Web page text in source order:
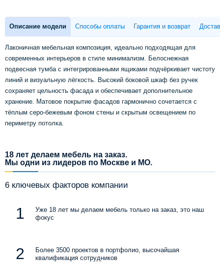
Описание модели Способы оплаты Гарантия и возврат
Лаконичная мебельная композиция, идеально подходящая для
современных интерьеров в стиле минимализм. Белоснежная
подвесная тумба с интегрированными ящиками подчёркивает чистоту
линий и визуальную лёгкость. Высокий боковой шкаф без ручек
сохраняет цельность фасада и обеспечивает дополнительное
хранение. Матовое покрытие фасадов гармонично сочетается с
тёплым серо-бежевым фоном стены и скрытым освещением по
периметру потолка.
18 лет делаем мебель на заказ.
Мы одни из лидеров по Москве и МО.
6 ключевых факторов компании
Уже 18 лет мы делаем мебель только на заказ, это наш
фокус
Более 3500 проектов в портфолио, высочайшая
квалификация сотрудников